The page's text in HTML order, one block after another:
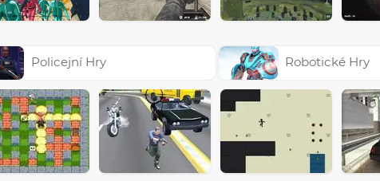
Policejní Hry Robotické Hry